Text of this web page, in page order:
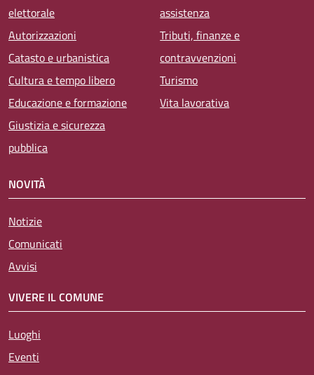
elettorale
Autorizzazioni
Catasto e urbanistica
Cultura e tempo libero
Educazione e formazione
Giustizia e sicurezza
pubblica
assistenza
Tributi, finanze e
contravvenzioni
Turismo
Vita lavorativa
NOVITÀ
Notizie
Comunicati
Avvisi
VIVERE IL COMUNE
Luoghi
Eventi